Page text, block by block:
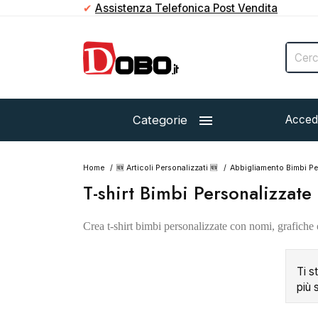
✔ Assistenza Telefonica Post Vendita
Categorie 
Home 🆕 Articoli Personalizzati 🆕 Abbigliamento Bimbi
T-shirt Bimbi Personalizzate
Crea t-shirt bimbi personalizzate con nomi,
Ti
più